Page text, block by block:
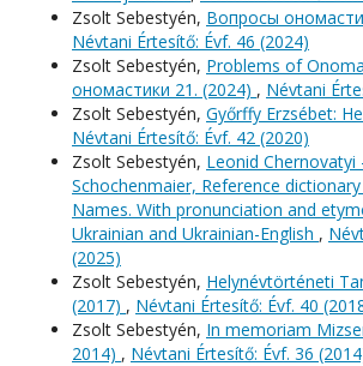
Zsolt Sebestyén, Вопросы
Névtani Értesítő: Évf. 46 (2024)
Zsolt Sebestyén, Problems of
oномастики 21. (2024) , Névtani
Zsolt Sebestyén, Győrffy Erzsébet:
Névtani Értesítő: Évf. 42 (2020)
Zsolt Sebestyén, Leonid Chernovatyi
Schochenmaier, Reference
Names. With pronunciation and
Ukrainian and Ukrainian-English ,
(2025)
Zsolt Sebestyén, Helynévtörténeti
(2017) , Névtani Értesítő: Évf. 40
Zsolt Sebestyén, In memoriam
2014) , Névtani Értesítő: Évf. 36